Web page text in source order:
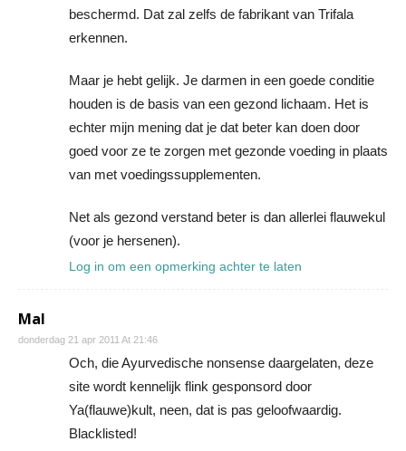
beschermd. Dat zal zelfs de fabrikant van Trifala
erkennen.
Maar je hebt gelijk. Je darmen in een goede conditie
houden is de basis van een gezond lichaam. Het is
echter mijn mening dat je dat beter kan doen door
goed voor ze te zorgen met gezonde voeding in plaats
van met voedingssupplementen.
Net als gezond verstand beter is dan allerlei flauwekul
(voor je hersenen).
Log in om een opmerking achter te laten
Mal
donderdag 21 apr 2011 At 21:46
Och, die Ayurvedische nonsense daargelaten, deze
site wordt kennelijk flink gesponsord door
Ya(flauwe)kult, neen, dat is pas geloofwaardig.
Blacklisted!